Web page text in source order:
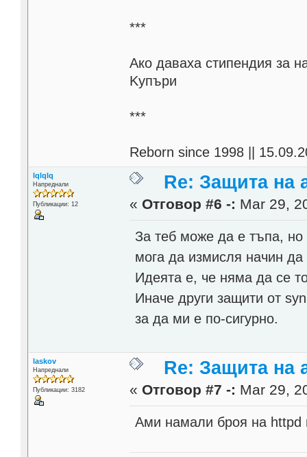
***
Aко даваха стипендия за
Kупъри
***
Reborn since 1998 ||
lqlqlq
Напреднали
Публикации: 12
Re: Защита на
« Отговор #6 -: Mar 29,
За теб може да е тъпа, но
мога да измисля начин да
Идеята е, че няма да се
Иначе други защити от
за да ми е по-сигурно.
laskov
Напреднали
Публикации: 3182
Re: Защита на
« Отговор #7 -: Mar 29,
Ами намали броя на httpd